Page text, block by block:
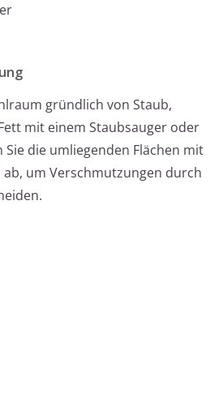
gründlich von Staub,
mit einem Staubsauger oder
Sie die umliegenden Flächen mit
ab, um Verschmutzungen durch